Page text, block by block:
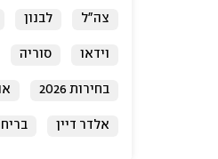
צה"ל לבנון
וידאו סוריה
בחירות 2026
אלדר דיין